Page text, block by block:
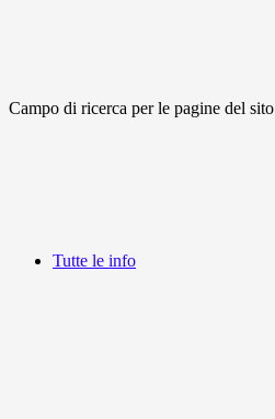
Campo di ricerca per le pagine del sito
Tutte le info